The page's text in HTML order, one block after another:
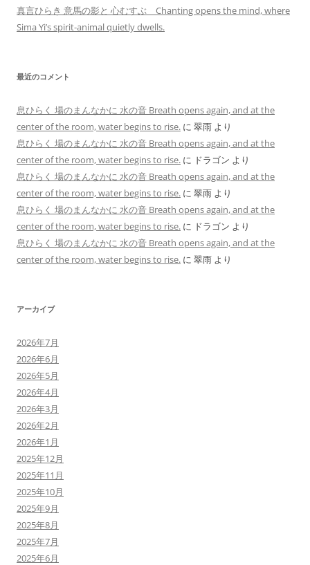
真言ひらき 意馬の影と 心むすぶ Chanting opens the mind, where
Sima Yi’s spirit-animal quietly dwells.
最近のコメント
息ひらく 場のまんなかに 水の音 Breath opens again, and at the
center of the room, water begins to rise. に 翠雨 より
息ひらく 場のまんなかに 水の音 Breath opens again, and at the
center of the room, water begins to rise. に ドラゴン より
息ひらく 場のまんなかに 水の音 Breath opens again, and at the
center of the room, water begins to rise. に 翠雨 より
息ひらく 場のまんなかに 水の音 Breath opens again, and at the
center of the room, water begins to rise. に ドラゴン より
息ひらく 場のまんなかに 水の音 Breath opens again, and at the
center of the room, water begins to rise. に 翠雨 より
アーカイブ
2026年7月
2026年6月
2026年5月
2026年4月
2026年3月
2026年2月
2026年1月
2025年12月
2025年11月
2025年10月
2025年9月
2025年8月
2025年7月
2025年6月